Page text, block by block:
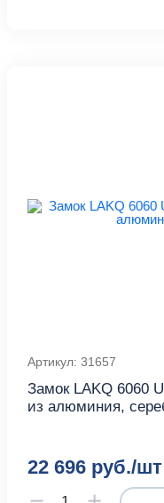
Артикул: 31657
Замок LAKQ 6060
из алюминия,
22 696 руб./шт